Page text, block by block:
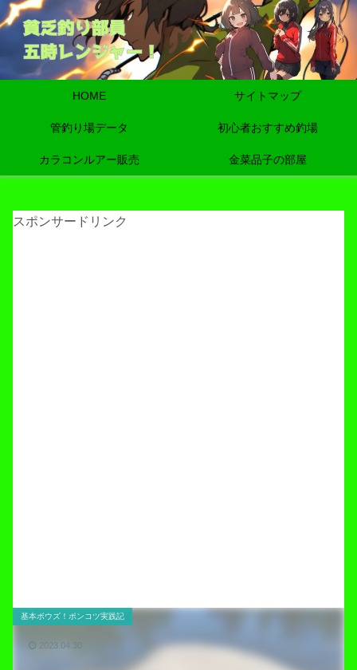
HOME サイトマップ
管釣り場データ 初心者おすすめ釣場
カラコンルアー販売 金菜品子の部屋
スポンサードリンク
基本ボウズ！ポンコツ実践記
2023.04.30